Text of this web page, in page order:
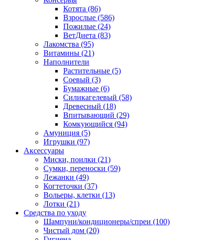
Котята (86)
Взрослые (586)
Пожилые (24)
ВетДиета (83)
Лакомства (95)
Витамины (21)
Наполнители
Растительные (5)
Соевый (3)
Бумажные (6)
Силикагелевый (58)
Древесный (18)
Впитывающий (29)
Комкующийся (94)
Амуниция (5)
Игрушки (97)
Аксессуары
Миски, поилки (21)
Сумки, переноски (59)
Лежанки (49)
Когтеточки (37)
Вольеры, клетки (13)
Лотки (21)
Средства по уходу
Шампуни/кондиционеры/спреи (100)
Чистый дом (20)